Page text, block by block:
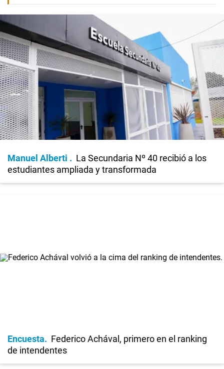
Manuel Alberti
La Secundaria Nº 40 recibió a los
estudiantes ampliada y transformada
Encuesta
Federico Achával, primero en el ranking
de intendentes